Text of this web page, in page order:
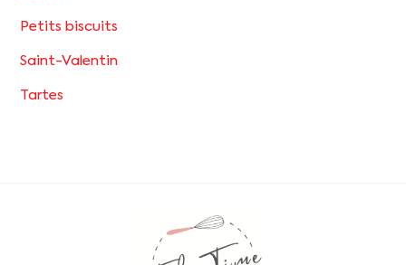
Petits biscuits
Saint-Valentin
Tartes
To
Top